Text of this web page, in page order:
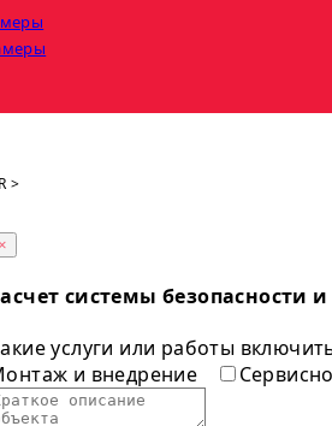
>
×
системы безопасности
услуги или работы
и внедрение